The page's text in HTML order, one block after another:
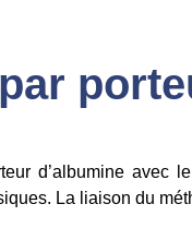
d’albumine avec
La liaison du